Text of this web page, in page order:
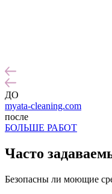
ДО
myata-cleaning.com
после
БОЛЬШЕ РАБОТ
Часто
Безопасны ли моющие